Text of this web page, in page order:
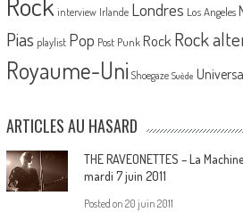
interview Irlande Londres Los Angeles
Pias playlist Pop Post Punk Rock Rock
Royaume-Uni Shoegaze Suède Universal
ARTICLES AU HASARD
THE RAVEONETTES – La
mardi 7 juin 2011
Posted on 20 juin 2011